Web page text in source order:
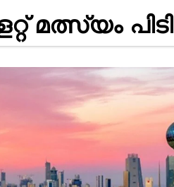
മത്സ്യം